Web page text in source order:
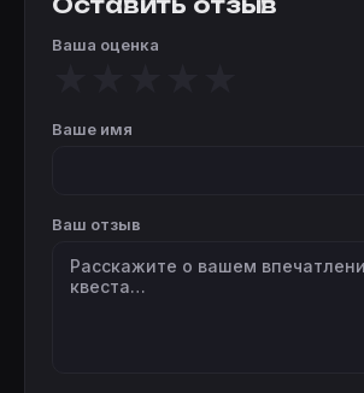
Оставить отзыв
Ваша оценка
Ваше имя
Ваш отзыв